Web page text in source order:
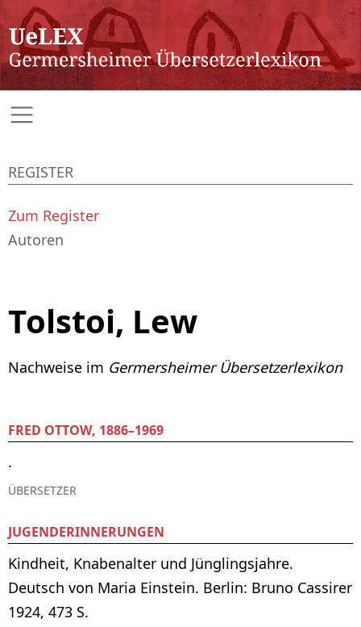
Tolstoi, Lew
Nachweise im Germersheimer Übersetzerlexikon
FRED OTTOW, 1886–1969
.
ÜBERSETZER
JUGENDERINNERUNGEN
Kindheit, Knabenalter und Jünglingsjahre.
Deutsch von Maria Einstein. Berlin: Bruno Cassirer
1924, 473 S.
REGISTER
Zum Register
Autoren